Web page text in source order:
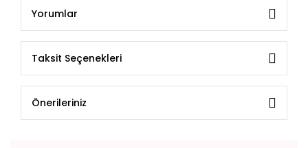
Yorumlar
Taksit Seçenekleri
Önerileriniz